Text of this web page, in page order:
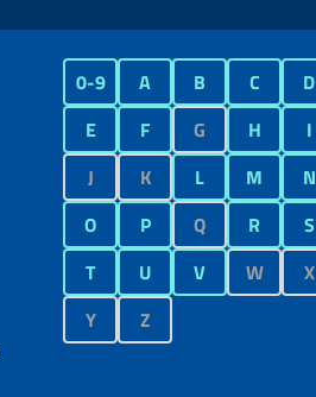
0-9 A B C
D
E
F G H
I
J
K L M
N
O
P Q R
S
T
U V W
X
Y
Z